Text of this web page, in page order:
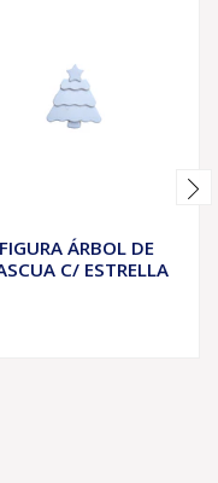
FIGURA ÁRBOL DE
C/ ESTRELLA